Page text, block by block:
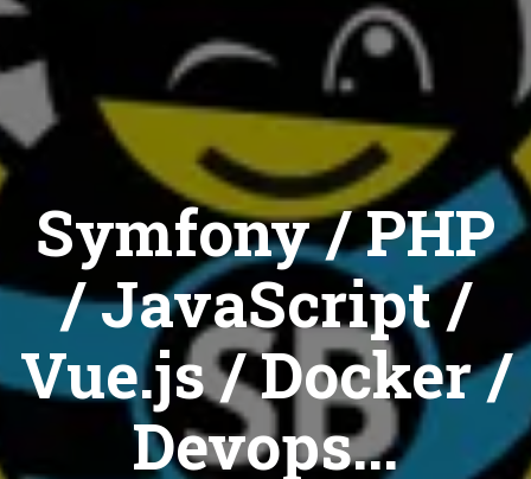
Symfony / PHP
/ JavaScript /
Vue.js / Docker /
Devops...